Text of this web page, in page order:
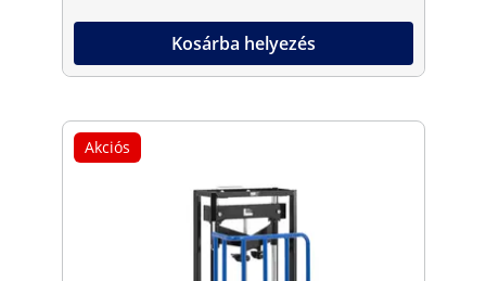
Kosárba helyezés
Akciós